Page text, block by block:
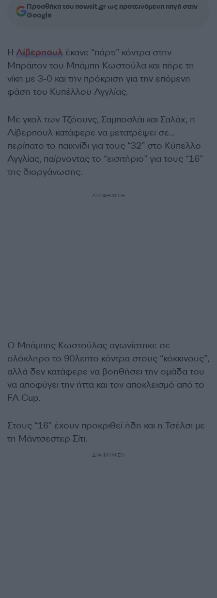
Προσθήκη του newsit.gr ως προτεινόμενη πηγή στην
Google
Η Λίβερπουλ έκανε “πάρτι” κόντρα στην
Μπράιτον του Μπάμπη Κωστούλα και πήρε τη
νίκη με 3-0 και την πρόκριση για την επόμενη
φάση του Κυπέλλου Αγγλίας.
Με γκολ των Τζόουνς, Σαμποσλάι και Σαλάχ, η
Λίβερπουλ κατάφερε να μετατρέψει σε…
περίπατο το παιχνίδι για τους “32” στο Κύπελλο
Αγγλίας, παίρνοντας το “εισιτήριο” για τους “16”
της διοργάνωσης.
ΔΙΑΦΗΜΙΣΗ
Ο Μπάμπης Κωστούλας αγωνίστηκε σε
ολόκληρο το 90λεπτο κόντρα στους “κόκκινους”,
αλλά δεν κατάφερε να βοηθήσει την ομάδα του
να αποφύγει την ήττα και τον αποκλεισμό από το
FA Cup.
Στους “16” έχουν προκριθεί ήδη και η Τσέλσι με
τη Μάντσεστερ Σίτι.
ΔΙΑΦΗΜΙΣΗ